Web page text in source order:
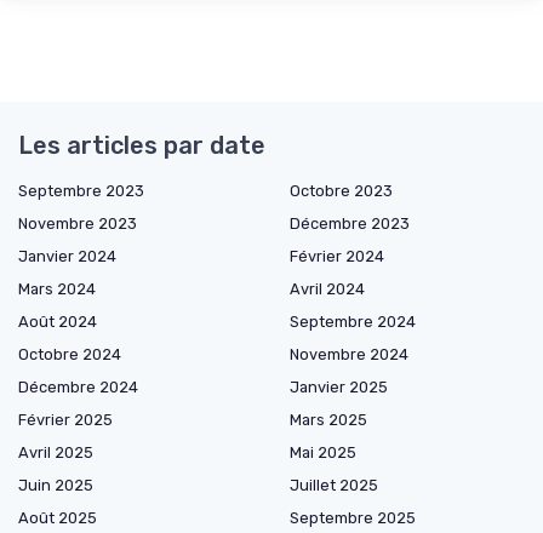
Les articles par date
Septembre 2023
Octobre 2023
Novembre 2023
Décembre 2023
Janvier 2024
Février 2024
Mars 2024
Avril 2024
Août 2024
Septembre 2024
Octobre 2024
Novembre 2024
Décembre 2024
Janvier 2025
Février 2025
Mars 2025
Avril 2025
Mai 2025
Juin 2025
Juillet 2025
Août 2025
Septembre 2025